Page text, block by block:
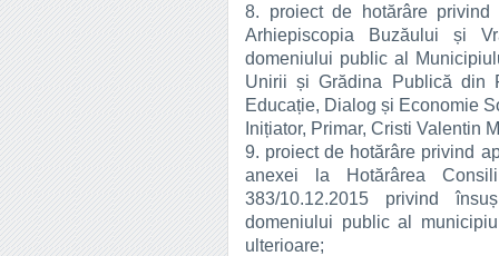
8. proiect de hotărâre
Arhiepiscopia Buzăului și
domeniului public al
Unirii și Grădina Publică din
Educație, Dialog și Economie
Inițiator, Primar, Cristi Valentin
9. proiect de hotărâre privind
anexei la Hotărârea
383/10.12.2015 privind
domeniului public al
ulterioare;